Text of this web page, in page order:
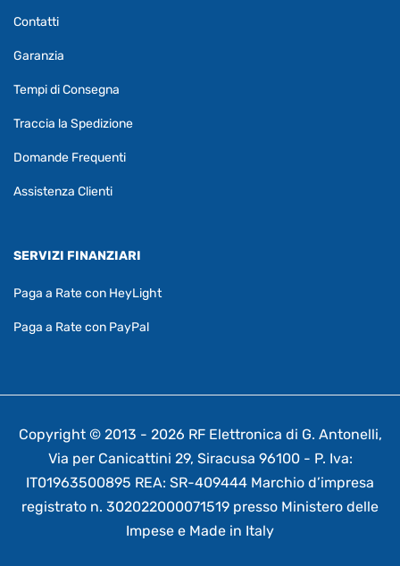
Contatti
Garanzia
Tempi di Consegna
Traccia la Spedizione
Domande Frequenti
Assistenza Clienti
SERVIZI FINANZIARI
Paga a Rate con HeyLight
Paga a Rate con PayPal
Copyright © 2013 - 2026 RF Elettronica di G. Antonelli,
Via per Canicattini 29, Siracusa 96100 - P. Iva:
IT01963500895 REA: SR-409444 Marchio d’impresa
registrato n. 302022000071519 presso Ministero delle
Impese e Made in Italy